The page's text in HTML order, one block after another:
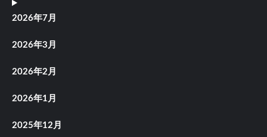
2026年7月
2026年3月
2026年2月
2026年1月
2025年12月